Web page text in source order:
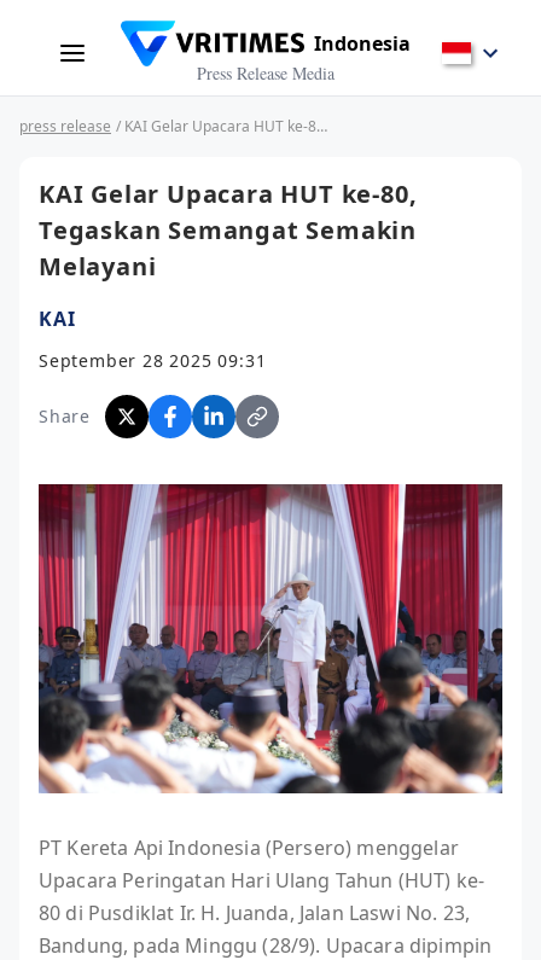
Indonesia
Press Release Media
press release / KAI Gelar Upacara HUT ke-80, Tegaskan Semangat Semakin Melayani
KAI Gelar Upacara HUT ke-80,
Tegaskan Semangat Semakin
Melayani
KAI
September 28 2025 09:31
Share
PT Kereta Api Indonesia (Persero) menggelar
Upacara Peringatan Hari Ulang Tahun (HUT) ke-
80 di Pusdiklat Ir. H. Juanda, Jalan Laswi No. 23,
Bandung, pada Minggu (28/9). Upacara dipimpin